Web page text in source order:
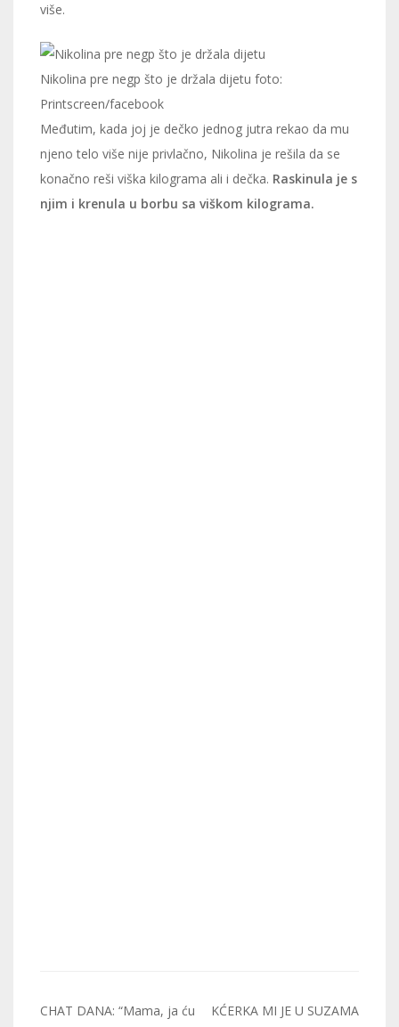
više.
Nikolina pre negp što je držala dijetu foto:
Printscreen/facebook
Međutim, kada joj je dečko jednog jutra rekao da mu
njeno telo više nije privlačno, Nikolina je rešila da se
konačno reši viška kilograma ali i dečka. Raskinula je s
njim i krenula u borbu sa viškom kilograma.
Post
CHAT DANA: “Mama, ja ću
KĆERKA MI JE U SUZAMA